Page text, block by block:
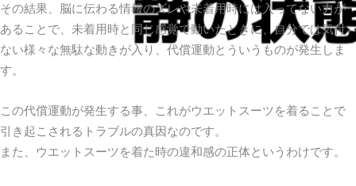
その結果、脳に伝わる情報のズレや未着用時には入ってない力が
あることで、未着用時と同じ感覚で動いたときに、自分では気付
ない様々な無駄な動きが入り、代償運動とういうものが発生しま
す。
この代償運動が発生する事、これがウエットスーツを着ることで
引き起こされるトラブルの真因なのです。
また、ウエットスーツを着た時の違和感の正体というわけです。